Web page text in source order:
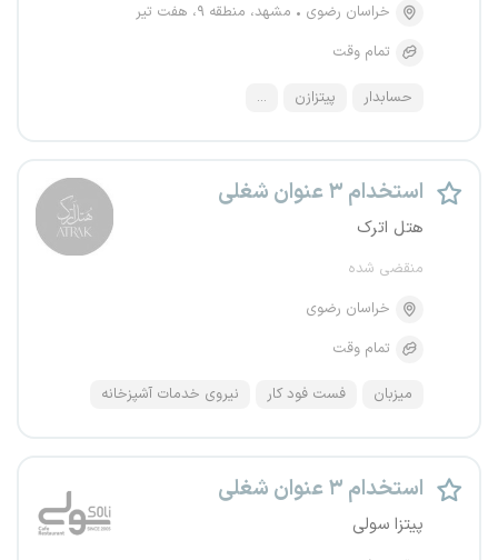
خراسان رضوی
مشهد، منطقه ۹، هفت تیر
تمام وقت
حسابدار پیتزازن ...
استخدام ۳ عنوان شغلی
هتل اترک
منقضی شده
خراسان رضوی
تمام وقت
میزبان فست فود کار نیروی خدمات آشپزخانه
استخدام ۳ عنوان شغلی
پیتزا سولی